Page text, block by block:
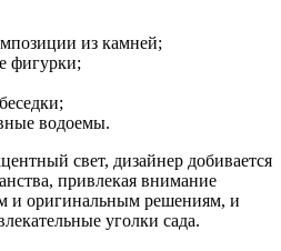
из камней;
фигурки;
водоемы.
свет, дизайнер добивается
привлекая внимание
и оригинальным решениям, и
уголки сада.